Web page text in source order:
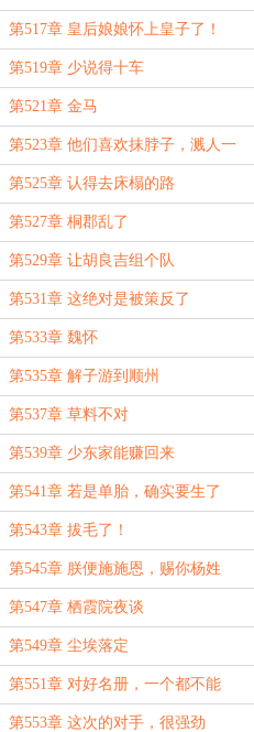
第517章 皇后娘娘怀上皇子了！
第519章 少说得十车
第521章 金马
第523章 他们喜欢抹脖子，溅人一
身血
第525章 认得去床榻的路
第527章 桐郡乱了
第529章 让胡良吉组个队
第531章 这绝对是被策反了
第533章 魏怀
第535章 解子游到顺州
第537章 草料不对
第539章 少东家能赚回来
第541章 若是单胎，确实要生了
第543章 拔毛了！
第545章 朕便施施恩，赐你杨姓
第547章 栖霞院夜谈
第549章 尘埃落定
第551章 对好名册，一个都不能
漏！
第553章 这次的对手，很强劲